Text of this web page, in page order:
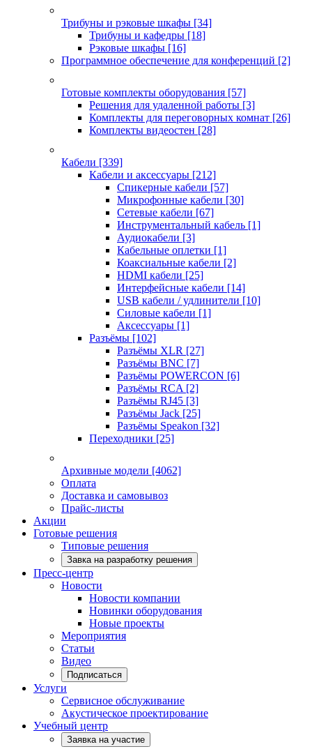
Трибуны и рэковые шкафы [34]
Трибуны и кафедры [18]
Рэковые шкафы [16]
Программное обеспечение для конференций [2]
Готовые комплекты оборудования [57]
Решения для удаленной работы [3]
Комплекты для переговорных комнат [26]
Комплекты видеостен [28]
Кабели [339]
Кабели и аксессуары [212]
Спикерные кабели [57]
Микрофонные кабели [30]
Сетевые кабели [67]
Инструментальный кабель [1]
Аудиокабели [3]
Кабельные оплетки [1]
Коаксиальные кабели [2]
HDMI кабели [25]
Интерфейсные кабели [14]
USB кабели / удлинители [10]
Силовые кабели [1]
Аксессуары [1]
Разъёмы [102]
Разъёмы XLR [27]
Разъёмы BNC [7]
Разъёмы POWERCON [6]
Разъёмы RCA [2]
Разъёмы RJ45 [3]
Разъёмы Jack [25]
Разъёмы Speakon [32]
Переходники [25]
Архивные модели [4062]
Оплата
Доставка и самовывоз
Прайс-листы
Акции
Готовые решения
Типовые решения
Завка на разработку решения
Пресс-центр
Новости
Новости компании
Новинки оборудования
Новые проекты
Мероприятия
Статьи
Видео
Подписаться
Услуги
Сервисное обслуживание
Акустическое проектирование
Учебный центр
Заявка на участие